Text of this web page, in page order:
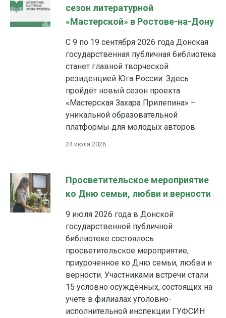
сезон литературной
«Мастерской» в Ростове-на-Дону
С 9 по 19 сентября 2026 года Донская
государственная публичная библиотека
станет главной творческой
резиденцией Юга России. Здесь
пройдёт новый сезон проекта
«Мастерская Захара Прилепина» –
уникальной образовательной
платформы для молодых авторов.
24 июля 2026
Просветительское мероприятие
ко Дню семьи, любви и верности
9 июля 2026 года в Донской
государственной публичной
библиотеке состоялось
просветительское мероприятие,
приуроченное ко Дню семьи, любви и
верности. Участниками встречи стали
15 условно осуждённых, состоящих на
учёте в филиалах уголовно-
исполнительной инспекции ГУФСИН